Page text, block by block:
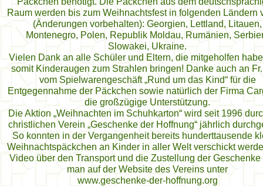
Raum werden bis zum Weihnachtsfest in folgenden Ländern
(Änderungen vorbehalten): Georgien, Lettland, Litauen,
Montenegro, Polen, Republik Moldau, Rumänien,
Slowakei, Ukraine.
Vielen Dank an alle Schüler und Eltern, die mitgeholfen
somit Kinderaugen zum Strahlen bringen! Danke auch an
vom Spielwarengeschäft „Rund um das Kind“ für die
Entgegennahme der Päckchen sowie natürlich der Firma
die großzügige Unterstützung.
Die Aktion „Weihnachten im Schuhkarton“ wird seit 1996
christlichen Verein „Geschenke der Hoffnung“ jährlich
So konnten in der Vergangenheit bereits hunderttausende
Weihnachtspäckchen an Kinder in aller Welt verschickt
Video über den Transport und die Zustellung der Geschenke
man auf der Website des Vereins unter
www.geschenke-der-hoffnung.org